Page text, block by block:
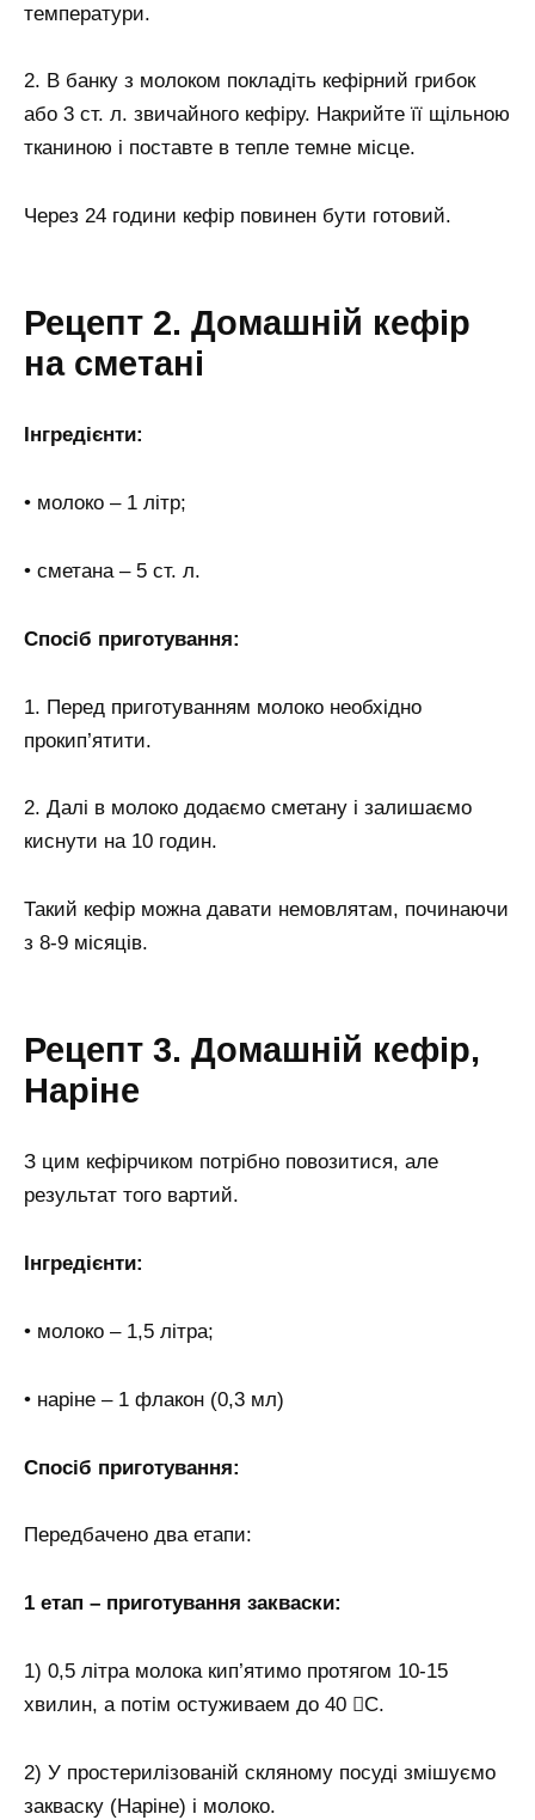
температури.
2. В банку з молоком покладіть кефірний грибок
або 3 ст. л. звичайного кефіру. Накрийте її щільною
тканиною і поставте в тепле темне місце.
Через 24 години кефір повинен бути готовий.
Рецепт 2. Домашній кефір
на сметані
Інгредієнти:
• молоко – 1 літр;
• сметана – 5 ст. л.
Спосіб приготування:
1. Перед приготуванням молоко необхідно
прокип’ятити.
2. Далі в молоко додаємо сметану і залишаємо
киснути на 10 годин.
Такий кефір можна давати немовлятам, починаючи
з 8-9 місяців.
Рецепт 3. Домашній кефір,
Наріне
З цим кефірчиком потрібно повозитися, але
результат того вартий.
Інгредієнти:
• молоко – 1,5 літра;
• наріне – 1 флакон (0,3 мл)
Спосіб приготування:
Передбачено два етапи:
1 етап – приготування закваски:
1) 0,5 літра молока кип’ятимо протягом 10-15
хвилин, а потім остуживаем до 40 С.
2) У простерилізованій скляному посуді змішуємо
закваску (Наріне) і молоко.